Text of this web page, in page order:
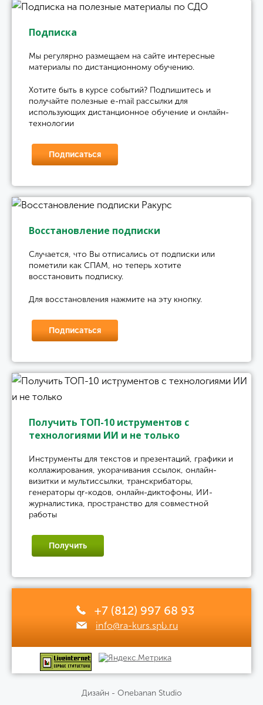
Подписка
Мы регулярно размещаем на сайте интересные
материалы по дистанционному обучению.
Хотите быть в курсе событий? Подпишитесь и
получайте полезные e-mail рассылки для
использующих дистанционное обучение и онлайн-
технологии
Подписаться
Восстановление подписки
Случается, что Вы отписались от подписки или
пометили как СПАМ, но теперь хотите
восстановить подписку.
Для восстановления нажмите на эту кнопку.
Подписаться
Получить ТОП-10 иструментов с
технологиями ИИ и не только
Инструменты для текстов и презентаций, графики и
коллажирования, укорачивания ссылок, онлайн-
визитки и мультиссылки, транскрибаторы,
генераторы qr-кодов, онлайн-диктофоны, ИИ-
журналистика, пространство для совместной
работы
Получить
+7 (812) 997 68 93
info@ra-kurs.spb.ru
Дизайн - Onebanan Studio